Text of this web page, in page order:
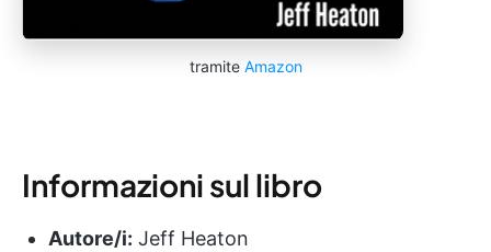
tramite Amazon
Informazioni sul libro
Autore/i: Jeff Heaton